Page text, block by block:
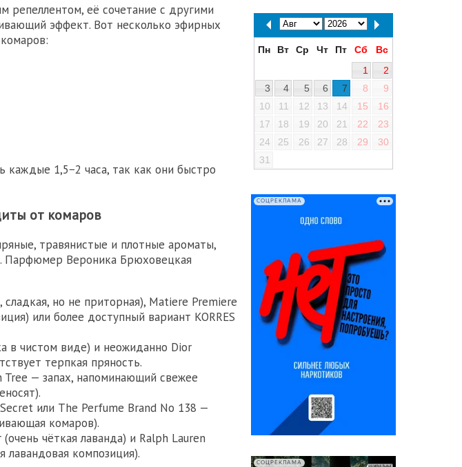
репеллентом, её сочетание с другими
эффект. Вот несколько эфирных
каждые 1,5−2 часа, так как они быстро
от комаров
травянистые и плотные ароматы,
Парфюмер Вероника Брюховецкая
сладкая, но не приторная), Matiere Premiere
или более доступный вариант KORRES
в чистом виде) и неожиданно Dior
терпкая пряность.
— запах, напоминающий свежее
или The Perfume Brand No 138 —
комаров).
чёткая лаванда) и Ralph Lauren
лавандовая композиция).
Пн Вт Ср Чт Пт Сб
Вс
1
2
3
4 5 6 7 8
9
10
11 12 13 14 15
16
17
18 19 20 21 22
23
24
25 26 27 28 29
30
31
СОЦРЕКЛАМА
СОЦРЕКЛАМА